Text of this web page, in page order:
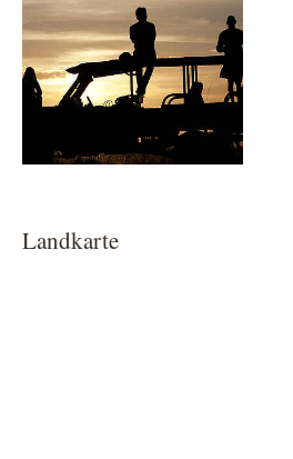
Show larger version
Landkarte